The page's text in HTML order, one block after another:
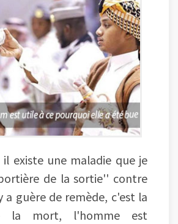
existe une maladie que je
de la sortie'' contre
a guère de remède, c'est la
la mort, l'homme est